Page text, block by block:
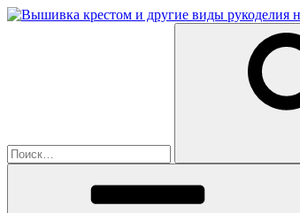
Перейти